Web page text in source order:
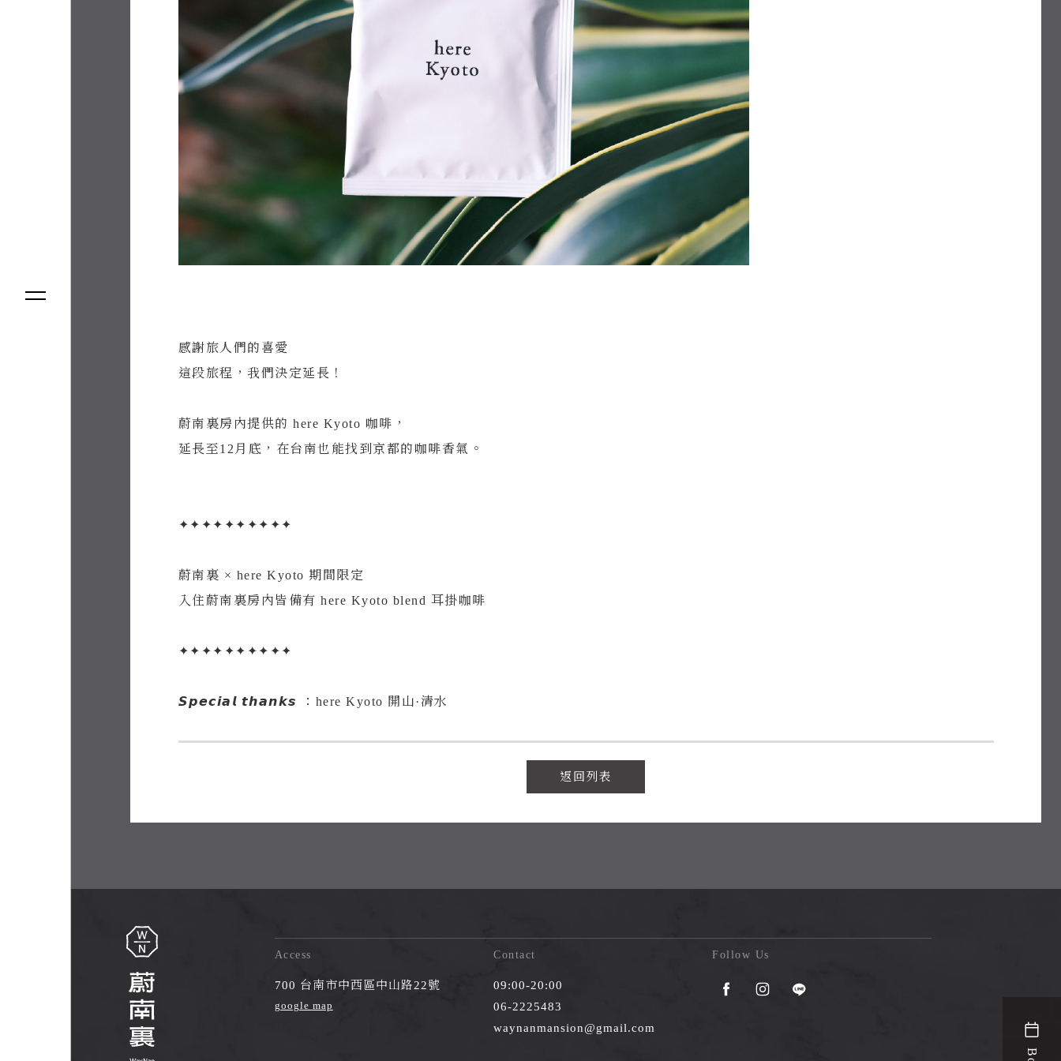
感謝旅人們的喜愛
這段旅程，我們決定延長！
蔚南裏房內提供的 here Kyoto 咖啡，
延長至12月底，在台南也能找到京都的咖啡香氣。
✦✦✦✦✦✦✦✦✦✦
蔚南裏 × here Kyoto 期間限定
入住蔚南裏房內皆備有 here Kyoto blend 耳掛咖啡
✦✦✦✦✦✦✦✦✦✦
𝙎𝙥𝙚𝙘𝙞𝙖𝙡 𝙩𝙝𝙖𝙣𝙠𝙨 ：here Kyoto 開山·清水
返回列表
Access
700 台南市中西區中山路22號
google map
Contact
09:00-20:00
06-2225483
waynanmansion@gmail.com
Follow Us